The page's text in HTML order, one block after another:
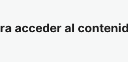
acceder al